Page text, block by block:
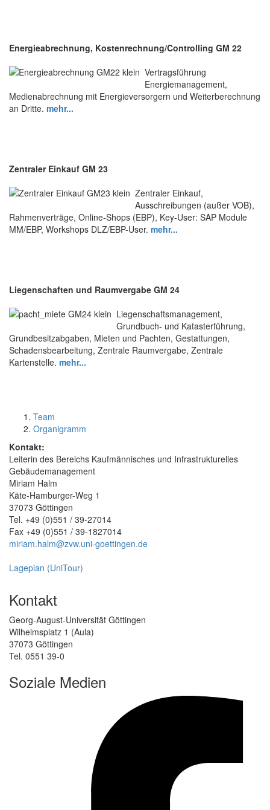
Energieabrechnung, Kostenrechnung/Controlling GM 22
Vertragsführung
Energiemanagement,
Medienabrechnung mit Energieversorgern und Weiterberechnung
an Dritte. mehr...
Zentraler Einkauf GM 23
Zentraler Einkauf,
Ausschreibungen (außer VOB),
Rahmenverträge, Online-Shops (EBP), Key-User: SAP Module
MM/EBP, Workshops DLZ/EBP-User. mehr...
Liegenschaften und Raumvergabe GM 24
Liegenschaftsmanagement,
Grundbuch- und Katasterführung,
Grundbesitzabgaben, Mieten und Pachten, Gestattungen,
Schadensbearbeitung, Zentrale Raumvergabe, Zentrale
Kartenstelle. mehr...
Team
Organigramm
Kontakt:
Leiterin des Bereichs Kaufmännisches und Infrastrukturelles
Gebäudemanagement
Miriam Halm
Käte-Hamburger-Weg 1
37073 Göttingen
Tel. +49 (0)551 / 39-27014
Fax +49 (0)551 / 39-1827014
miriam.halm@zvw.uni-goettingen.de
Lageplan (UniTour)
Kontakt
Georg-August-Universität Göttingen
Wilhelmsplatz 1 (Aula)
37073 Göttingen
Tel. 0551 39-0
Soziale Medien